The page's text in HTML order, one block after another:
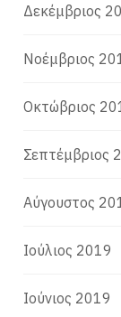
Δεκέμβριος
Νοέμβριος
Οκτώβριος
Σεπτέμβριος
Αύγουστος
Ιούλιος 2019
Ιούνιος 2019